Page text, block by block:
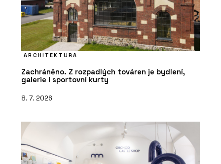
ARCHITEKTURA
Zachráněno. Z rozpadlých továren je bydlení,
galerie i sportovní kurty
8. 7. 2026